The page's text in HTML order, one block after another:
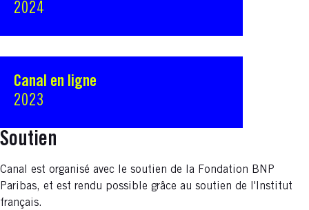
2024
Canal en ligne
2023
Soutien
Canal est organisé avec le soutien de la Fondation BNP
Paribas, et est rendu possible grâce au soutien de l'Institut
français.